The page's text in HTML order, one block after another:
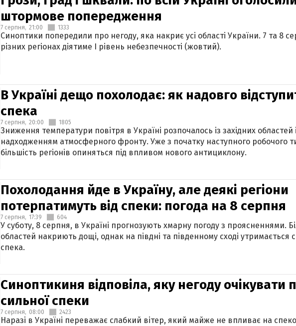
штормове попередження
7 серпня, 21:00 1333
Синоптики попередили про негоду, яка накриє усі області України. 7 та 8
різних регіонах діятиме І рівень небезпечності (жовтий).
В Україні дещо похолодає: як надовго
спека
7 серпня, 20:00 1805
Зниження температури повітря в Україні розпочалось із західних областей
надходженням атмосферного фронту. Уже з початку наступного робочого
більшість регіонів опиняться під впливом нового антициклону.
Похолодання йде в Україну, але деякі регіони
потерпатимуть від спеки: погода на 8 серпня
7 серпня, 17:39 604
У суботу, 8 серпня, в Україні прогнозують хмарну погоду з проясненнями.
областей накриють дощі, однак на півдні та південному сході утримається
спека.
Синоптикиня відповіла, яку негоду очікувати
сильної спеки
7 серпня, 08:00 2423
Наразі в Україні переважає слабкий вітер, який майже не впливає на